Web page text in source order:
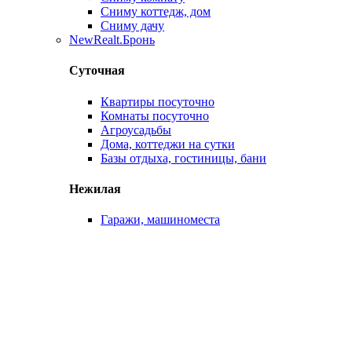
Сниму коттедж, дом
Сниму дачу
NewRealt.Бронь
Суточная
Квартиры посуточно
Комнаты посуточно
Агроусадьбы
Дома, коттеджи на сутки
Базы отдыха, гостиницы, бани
Нежилая
Гаражи, машиноместа